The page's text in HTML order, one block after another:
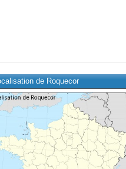
de Roquecor